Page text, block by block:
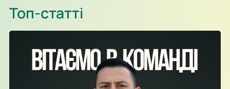
Олександра Караваєва м’яч потрапив у стійку воріт…
Топ-статті